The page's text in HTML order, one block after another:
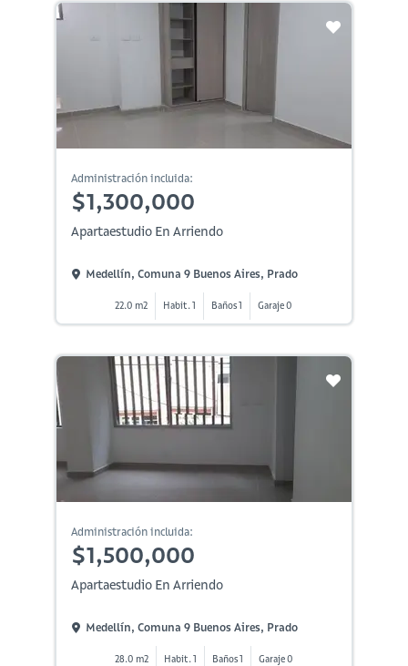
Administración incluida:
$1,300,000
Apartaestudio En Arriendo
Medellín, Comuna 9 Buenos Aires, Prado
22.0 m2 Habit. 1 Baños 1 Garaje 0
Administración incluida:
$1,500,000
Apartaestudio En Arriendo
Medellín, Comuna 9 Buenos Aires, Prado
28.0 m2 Habit. 1 Baños 1 Garaje 0